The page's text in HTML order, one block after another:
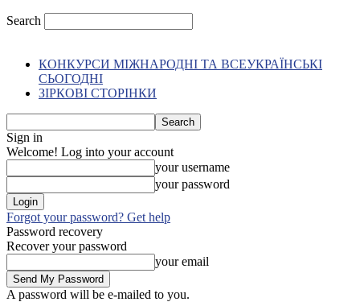
Search
КОНКУРСИ МІЖНАРОДНІ ТА ВСЕУКРАЇНСЬКІ
СЬОГОДНІ
ЗІРКОВІ СТОРІНКИ
Sign in
Welcome! Log into your account
your username
your password
Forgot your password? Get help
Password recovery
Recover your password
your email
A password will be e-mailed to you.